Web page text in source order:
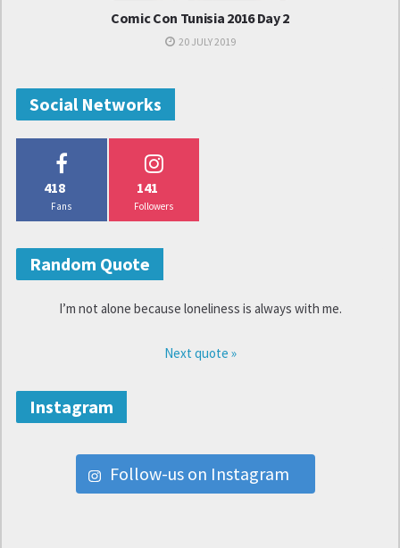
Comic Con Tunisia 2016 Day 2
20 JULY 2019
Social Networks
418
Fans
141
Followers
Random Quote
I’m not alone because loneliness is always with me.
Next quote »
Instagram
Follow-us on Instagram